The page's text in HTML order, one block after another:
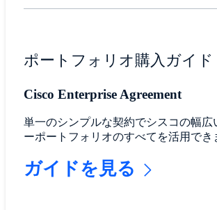
ポートフォリオ購入ガイド
Cisco Enterprise Agreement
単一のシンプルな契約でシスコの幅広
ーポートフォリオのすべてを活用でき
ガイドを見る